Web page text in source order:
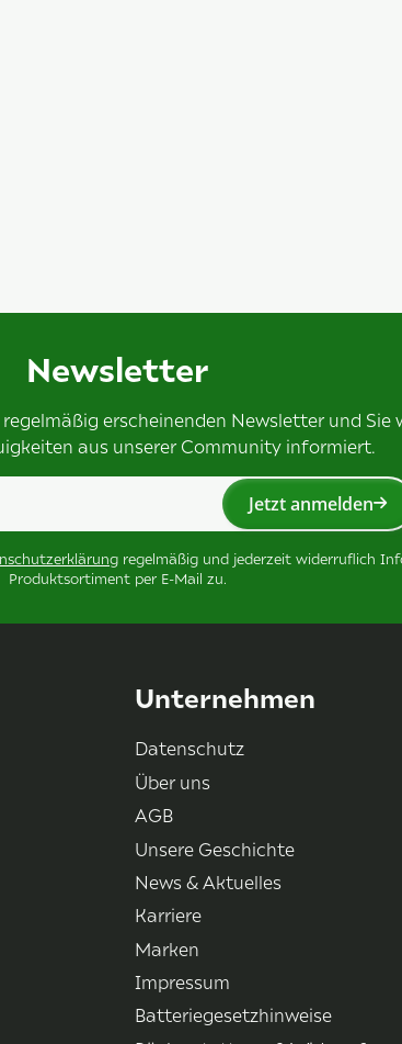
Newsletter
erscheinenden Newsletter und Sie
aus unserer Community informiert.
Jetzt anmelden
regelmäßig und jederzeit widerruflich
Produktsortiment per E-Mail zu.
Unternehmen
Datenschutz
Über uns
AGB
Unsere Geschichte
News & Aktuelles
Karriere
Marken
Impressum
Batteriegesetzhinweise